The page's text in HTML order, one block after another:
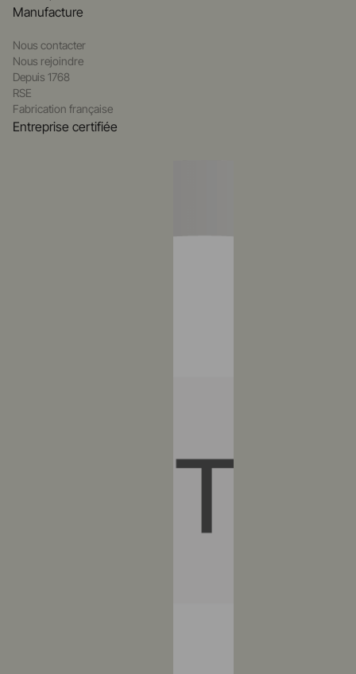
Manufacture
Nous contacter
Nous rejoindre
Depuis 1768
RSE
Fabrication française
Entreprise certifiée